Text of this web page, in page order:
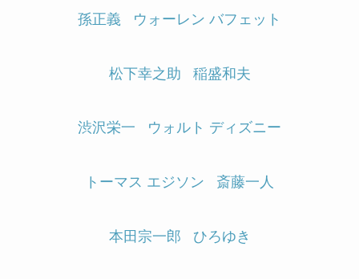
孫正義 ウォーレン バフェット
松下幸之助 稲盛和夫
渋沢栄一 ウォルト ディズニー
トーマス エジソン 斎藤一人
本田宗一郎 ひろゆき